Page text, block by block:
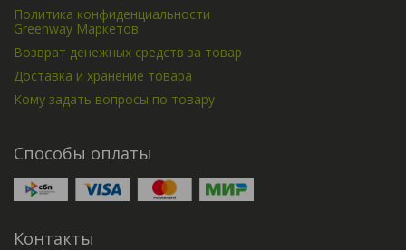
Политика конфиденциальности
Greenway Маркетов
Возврат денежных средств за товар
Доставка и хранение товара
Кому задать вопросы по товару
Способы оплаты
Контакты